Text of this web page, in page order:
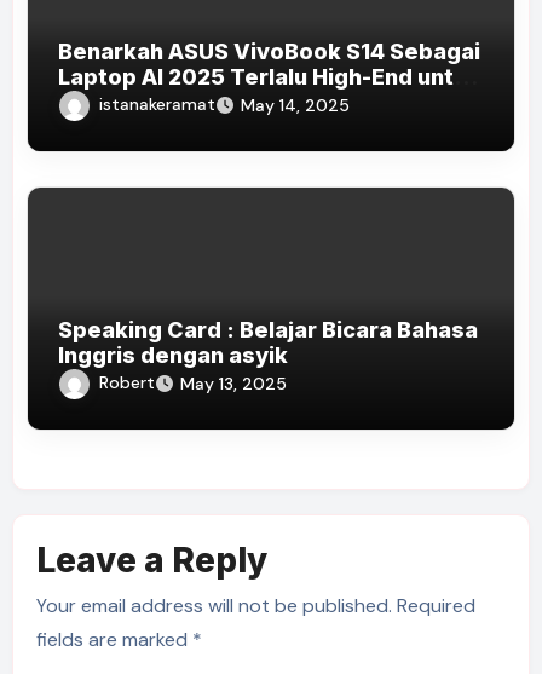
Benarkah ASUS VivoBook S14 Sebagai
Laptop AI 2025 Terlalu High-End untuk
Pelajar dan Mahasiswa?
istanakeramat May 14, 2025
Speaking Card : Belajar Bicara Bahasa
Inggris dengan asyik
Robert May 13, 2025
Leave a Reply
Your email address will not be published. Required
fields are marked *